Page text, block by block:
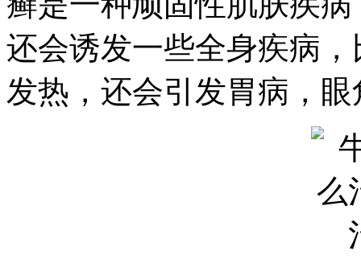
还会诱发一些全身疾病
发热，还会引发胃病，